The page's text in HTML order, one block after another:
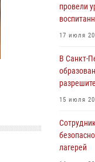
с
06 августа
матча
06 августа
В
провели
17 июля
В Санкт-
15 июля
лагерей